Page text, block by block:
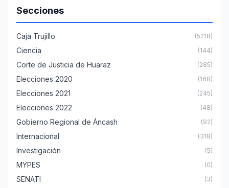
Secciones
Caja Trujillo (5218)
Ciencia (144)
Corte de Justicia de Huaraz (285)
Elecciones 2020 (168)
Elecciones 2021 (245)
Elecciones 2022 (48)
Gobierno Regional de Áncash (92)
Internacional (318)
Investigación (5)
MYPES (0)
SENATI (3)